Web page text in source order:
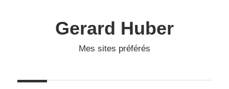
Gerard Huber
Mes sites préférés